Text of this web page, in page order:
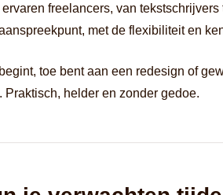
freelancers, van
met de flexibiliteit en
toe bent aan een redesign of
Praktisch, helder en zonder gedoe.